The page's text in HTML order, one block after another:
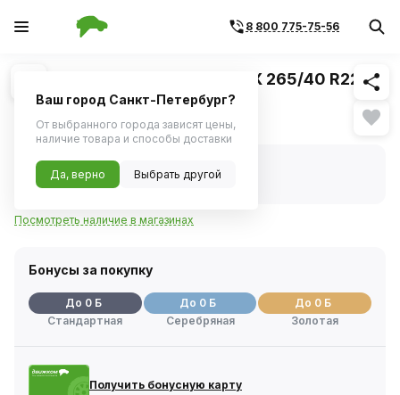
8 800 775-75-56
1/1 Похожие
Шина SAILUN ATREZZO SVR LX 265/40 R22
106V XL
Нет в наличии
Нет в наличии
Код товара:1113676
Артикул:3220002126
Посмотреть наличие в магазинах
Бонусы за покупку
До 0 Б
Стандартная
До 0 Б
Серебряная
До 0 Б
Золотая
Получить бонусную карту
Ваш город Санкт-Петербург?
От выбранного города зависят цены,
наличие товара и способы доставки
Да, верно Выбрать другой